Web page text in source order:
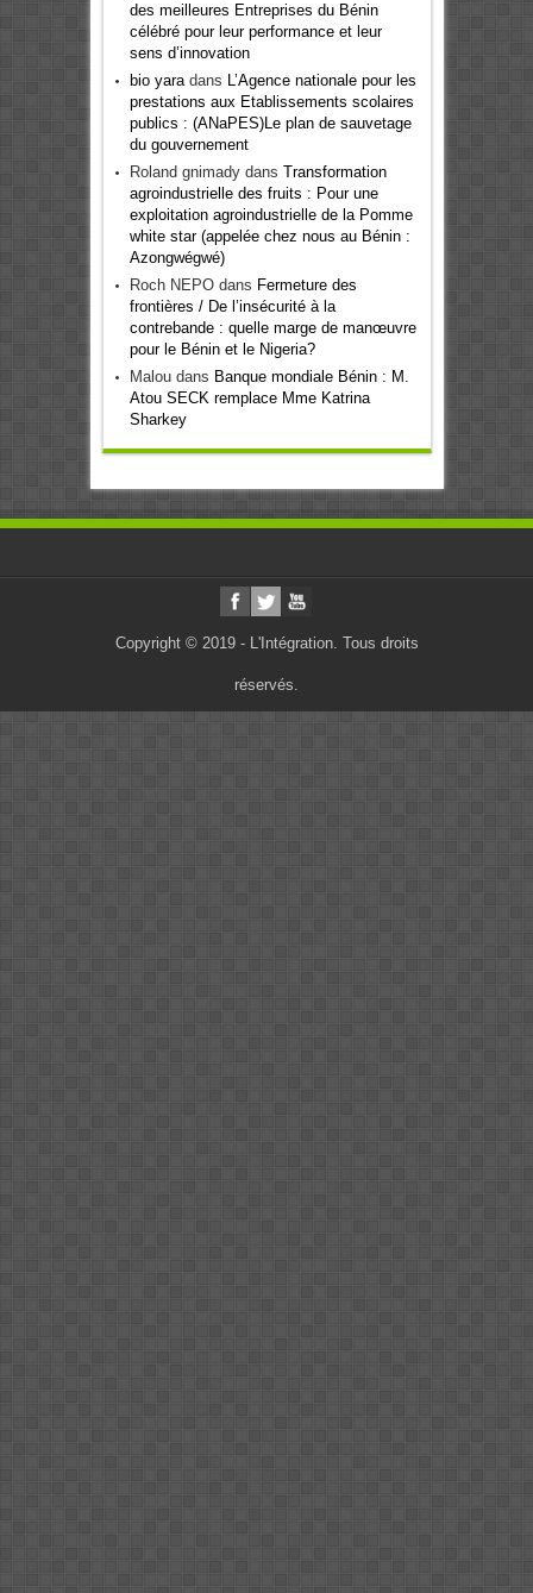
des meilleures Entreprises du Bénin
célébré pour leur performance et leur
sens d’innovation
bio yaradans L’Agence nationale pour les
prestations aux Etablissements scolaires
publics : (ANaPES)Le plan de sauvetage
du gouvernement
Roland gnimadydans Transformation
agroindustrielle des fruits : Pour une
exploitation agroindustrielle de la Pomme
white star (appelée chez nous au Bénin :
Azongwégwé)
Roch NEPOdans Fermeture des
frontières / De l’insécurité à la
contrebande : quelle marge de manœuvre
pour le Bénin et le Nigeria?
Maloudans Banque mondiale Bénin : M.
Atou SECK remplace Mme Katrina
Sharkey
Copyright © 2019 - L'Intégration. Tous droits
réservés.